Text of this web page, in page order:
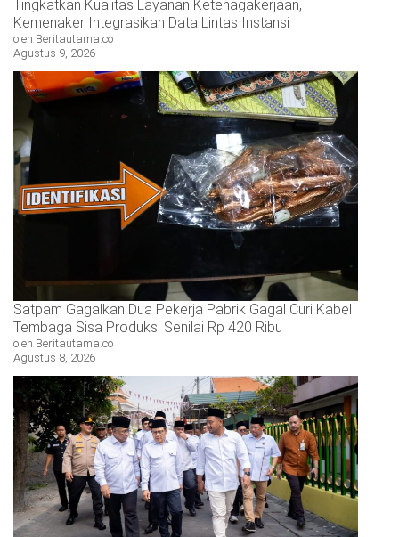
Tingkatkan Kualitas Layanan Ketenagakerjaan,
Kemenaker Integrasikan Data Lintas Instansi
oleh Beritautama.co
Agustus 9, 2026
Satpam Gagalkan Dua Pekerja Pabrik Gagal Curi Kabel
Tembaga Sisa Produksi Senilai Rp 420 Ribu
oleh Beritautama.co
Agustus 8, 2026